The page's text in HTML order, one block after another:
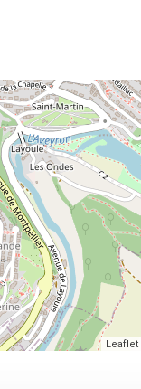
Leaflet